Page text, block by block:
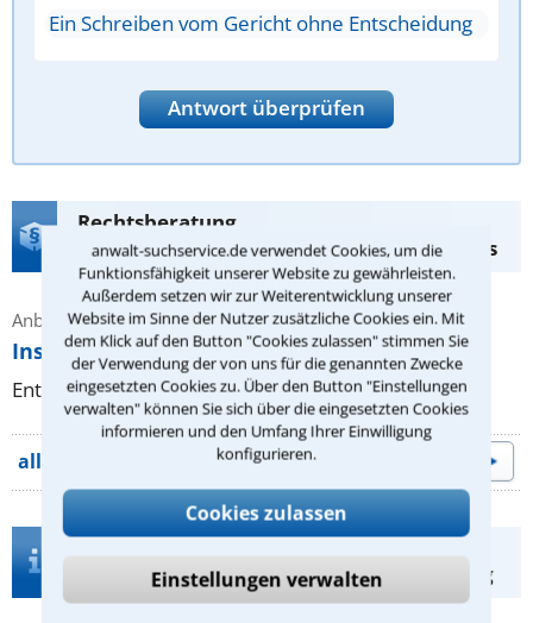
anwalt-suchservice.de verwendet Cookies, um die
Funktionsfähigkeit unserer Website zu gewährleisten.
Außerdem setzen wir zur Weiterentwicklung unserer
Website im Sinne der Nutzer zusätzliche Cookies ein. Mit
dem Klick auf den Button "Cookies zulassen" stimmen Sie
der Verwendung der von uns für die genannten Zwecke
eingesetzten Cookies zu. Über den Button "Einstellungen
verwalten" können Sie sich über die eingesetzten Cookies
informieren und den Umfang Ihrer Einwilligung
konfigurieren.
Cookies zulassen
Einstellungen verwalten
Ein Schreiben vom Gericht ohne Entscheidung
Antwort überprüfen
Rechtsberatung
Zwangsvollstreckungsrecht zum Festpreis
Anbieter: Rechtsanwalt Michael Wübbe
Insolvenzrecht; Gläubigervertretung
Entgelt: 1011.5 € inkl. MwSt.
alle Beratungsangebote
Zwangsvollstreckungsrecht in Heidelberg